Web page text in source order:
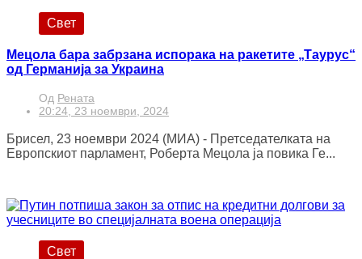
Свет
Мецола бара забрзана испорака на ракетите „Таурус“
од Германија за Украина
Од Рената
20:24, 23 ноември, 2024
Брисел, 23 ноември 2024 (МИА) - Претседателката на
Европскиот парламент, Роберта Мецола ја повика Ге...
Свет